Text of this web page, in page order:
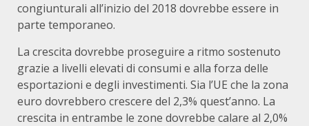
congiunturali all’inizio del 2018 dovrebbe essere in
parte temporaneo.
La crescita dovrebbe proseguire a ritmo sostenuto
grazie a livelli elevati di consumi e alla forza delle
esportazioni e degli investimenti. Sia l’UE che la zona
euro dovrebbero crescere del 2,3% quest’anno. La
crescita in entrambe le zone dovrebbe calare al 2,0%